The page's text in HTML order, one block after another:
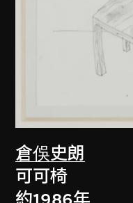
倉俁史朗
可可椅